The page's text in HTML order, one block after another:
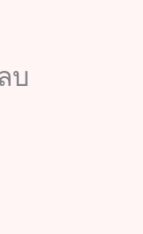
บ